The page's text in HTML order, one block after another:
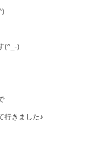
(^_-)
行きました♪